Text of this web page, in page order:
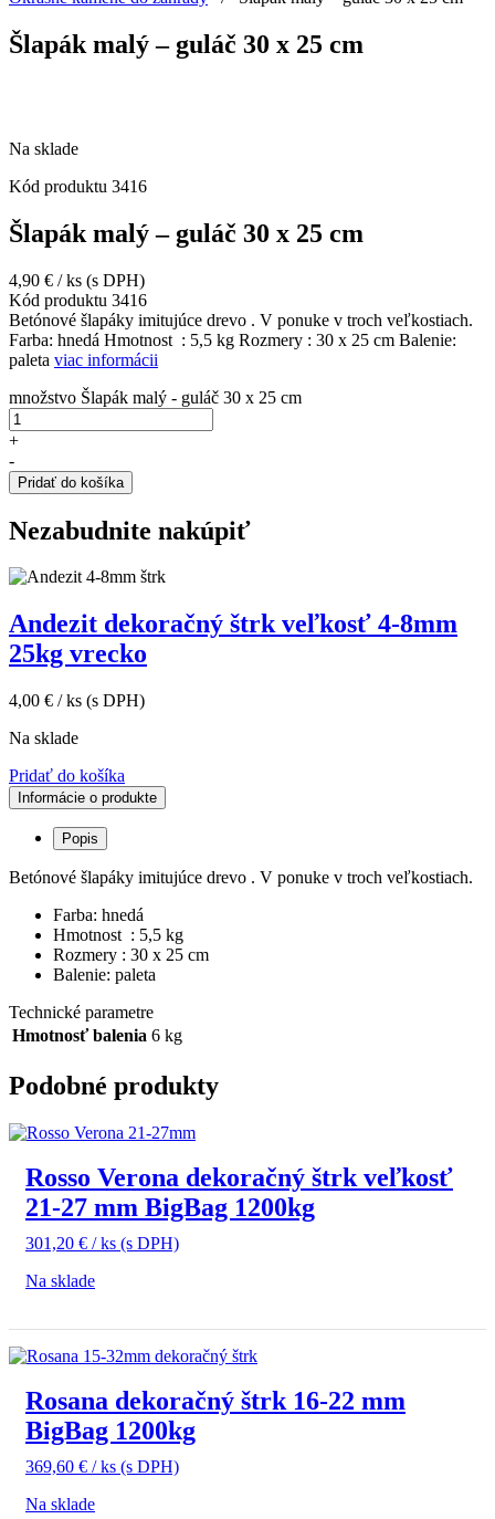
Šlapák malý – guláč 30 x 25 cm
Na sklade
Kód produktu 3416
Šlapák malý – guláč 30 x 25 cm
4,90 € / ks (s DPH)
Kód produktu 3416
Betónové šlapáky imitujúce drevo . V ponuke v troch veľkostiach.
Farba: hnedá Hmotnost : 5,5 kg Rozmery : 30 x 25 cm Balenie:
paleta viac informácii
množstvo Šlapák malý - guláč 30 x 25 cm
+
-
Pridať do košíka
Nezabudnite nakúpiť
Andezit dekoračný štrk veľkosť 4-8mm
25kg vrecko
4,00 € / ks (s DPH)
Na sklade
Pridať do košíka
Informácie o produkte
Popis
Betónové šlapáky imitujúce drevo . V ponuke v troch veľkostiach.
Farba: hnedá
Hmotnost : 5,5 kg
Rozmery : 30 x 25 cm
Balenie: paleta
Technické parametre
Hmotnosť balenia 6 kg
Podobné produkty
Rosso Verona dekoračný štrk veľkosť
21-27 mm BigBag 1200kg
301,20 € / ks (s DPH)
Na sklade
Rosana dekoračný štrk 16-22 mm
BigBag 1200kg
369,60 € / ks (s DPH)
Na sklade